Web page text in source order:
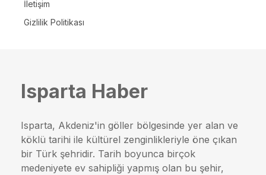
İletişim
Gizlilik Politikası
Isparta Haber
Isparta, Akdeniz'in göller bölgesinde yer alan ve
köklü tarihi ile kültürel zenginlikleriyle öne çıkan
bir Türk şehridir. Tarih boyunca birçok
medeniyete ev sahipliği yapmış olan bu şehir,